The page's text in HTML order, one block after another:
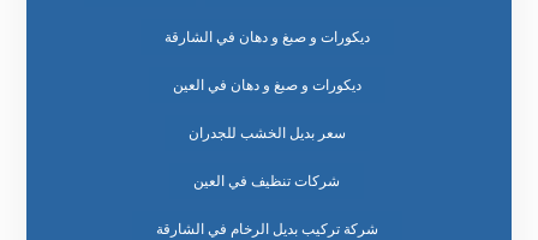
ديكورات و صبغ و دهان في الشارقة
ديكورات و صبغ و دهان في العين
سعر بديل الخشب للجدران
شركات تنظيف في العين
شركة تركيب بديل الرخام في الشارقة